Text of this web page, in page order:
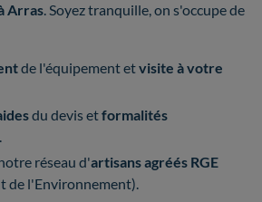
Arras. Soyez tranquille, on s'occupe de
de l'équipement etvisite à votre
du devis etformalités
.
réseau d'artisansagréés RGE
de l'Environnement).